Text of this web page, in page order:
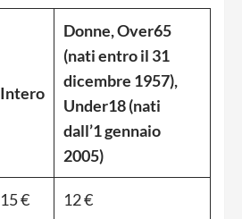
Intero
Donne, Over65
(nati entro il 31
dicembre 1957),
Under18 (nati
dall’1 gennaio
2005)
15 € 12 €